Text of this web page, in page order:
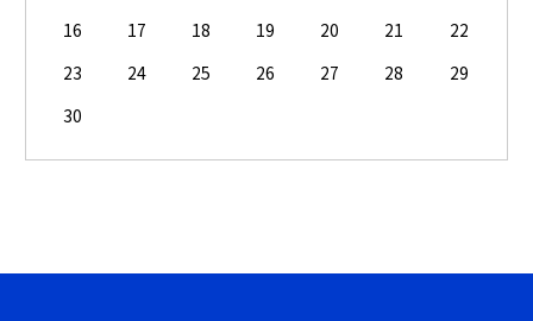
16
17 18 19 20 21
22
23
24 25 26 27 28
29
30